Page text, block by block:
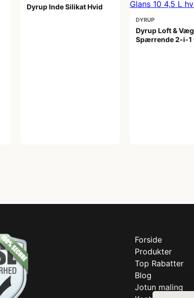
Dyrup Inde Silikat Hvid
DYRUP
Dyrup Loft &
Spærrende 2-i-1
Forside
Produkter
Top Rabatter
Blog
Jotun maling